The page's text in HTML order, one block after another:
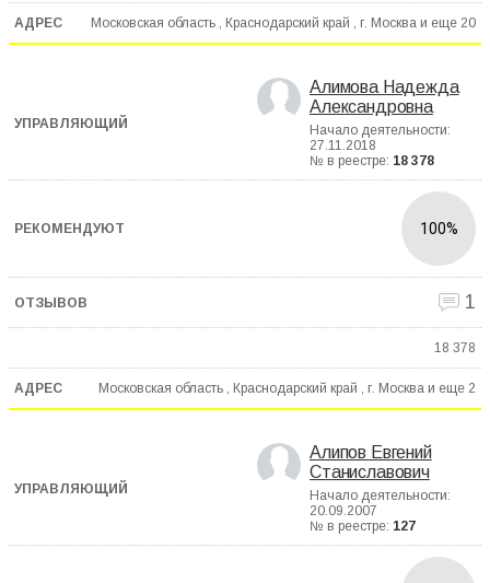
Московская область , Краснодарский край , г. Москва и еще 20
Алимова Надежда
Александровна
Начало деятельности:
27.11.2018
№ в реестре: 18 378
100%
1
18 378
Московская область , Краснодарский край , г. Москва и еще 2
Алипов Евгений
Станиславович
Начало деятельности:
20.09.2007
№ в реестре: 127